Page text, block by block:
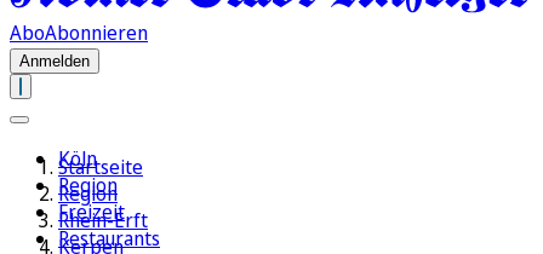
AboAbonnieren
Anmelden
Köln
Region
Freizeit
Restaurants
Startseite
Region
Rhein-Erft
Kerpen